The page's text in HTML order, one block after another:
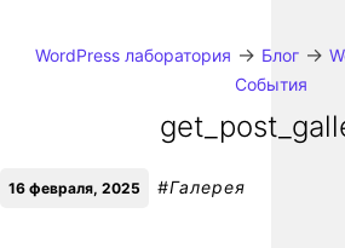
WordPress лаборатория → Блог →
События
16 февраля, 2025 #Галерея